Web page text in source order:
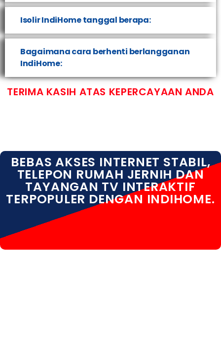
Isolir IndiHome tanggal berapa:
Bagaimana cara berhenti berlangganan
IndiHome:
TERIMA KASIH ATAS KEPERCAYAAN ANDA
BEBAS AKSES INTERNET STABIL,
TELEPON RUMAH JERNIH DAN
TAYANGAN TV INTERAKTIF
TERPOPULER DENGAN INDIHOME.